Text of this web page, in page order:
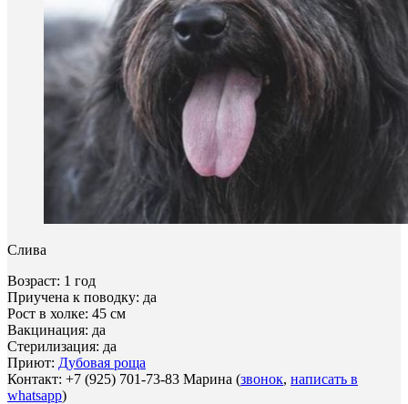
Слива
Возраст: 1 год
Приучена к поводку: да
Рост в холке: 45 см
Вакцинация: да
Стерилизация: да
Приют: Дубовая роща
Контакт: +7 (925) 701-73-83 Марина (звонок, написать в
whatsapp)